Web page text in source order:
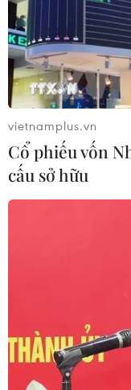
vietnamplus.vn
Cổ phiếu vốn
cấu sở hữu